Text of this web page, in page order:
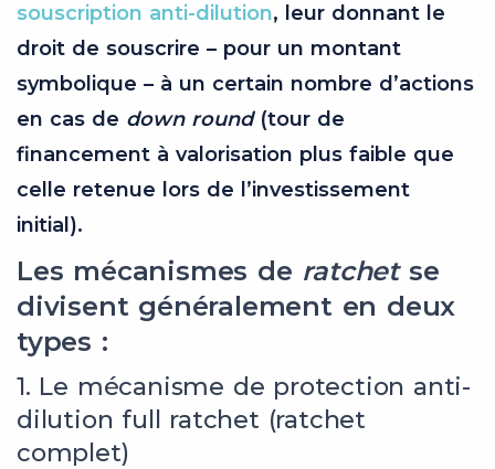
souscription anti-dilution, leur donnant le
droit de souscrire – pour un montant
symbolique – à un certain nombre d’actions
en cas de down round (tour de
financement à valorisation plus faible que
celle retenue lors de l’investissement
initial).
Les mécanismes de ratchetse
divisent généralement en deux
types :
1. Le mécanisme de protection anti-
dilution full ratchet (ratchet
complet)